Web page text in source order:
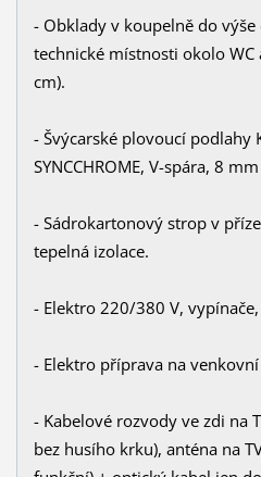
- Obklady v koupelně do
technické místnosti okolo WC
cm).
- Švýcarské plovoucí podlahy
SYNCCHROME, V-spára, 8
- Sádrokartonový strop v
tepelná izolace.
- Elektro 220/380 V, vypínače,
- Elektro příprava na
- Kabelové rozvody ve zdi na
bez husího krku), anténa na